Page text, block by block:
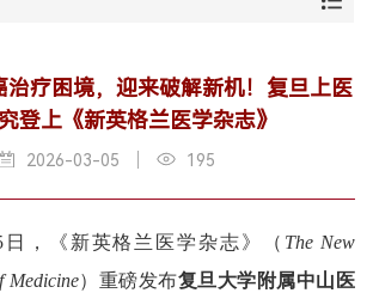
治疗困境，迎来破解新机！复旦上医
登上《新英格兰医学杂志》
2026-03-05 195
日，《新英格兰医学杂志》（ The New
Medicine）重磅发布复旦大学附属中山医